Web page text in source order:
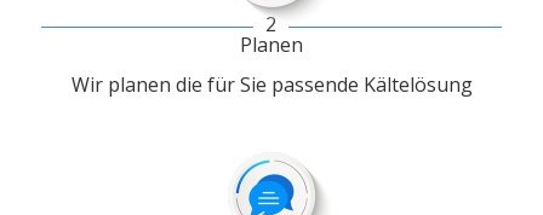
2
Planen
Wir planen die für Sie passende Kältelösung